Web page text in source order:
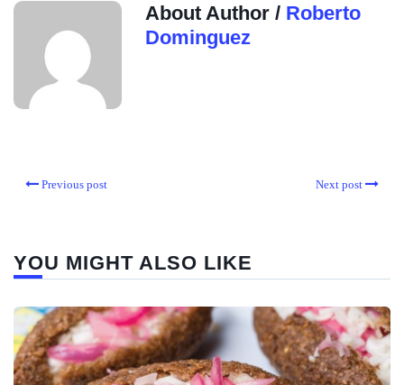
About Author / Roberto
Dominguez
Previous post Next post
YOU MIGHT ALSO LIKE